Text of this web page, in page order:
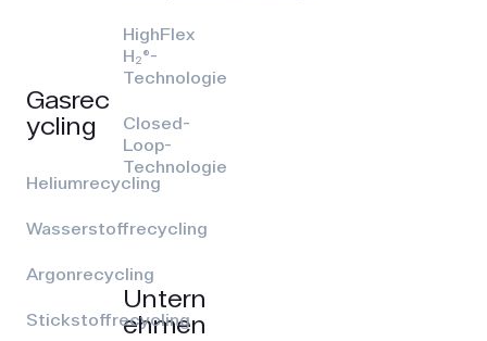
Gasrec
ycling
Heliumrecycling
Wasserstoffrecycling
Argonrecycling
Stickstoffrecycling
HighFlex
H₂®-
Technologie
Closed-
Loop-
Technologie
Untern
ehmen